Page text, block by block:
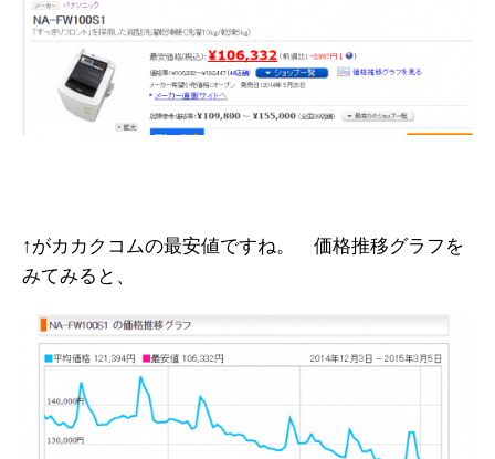
↑がカカクコムの最安値ですね。 価格推移グラフを
みてみると、